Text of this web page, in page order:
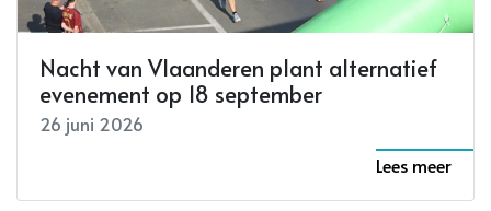
Nacht van Vlaanderen plant alternatief
evenement op 18 september
26 juni 2026
Lees meer